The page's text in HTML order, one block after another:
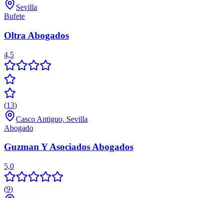
Sevilla
Bufete
Oltra Abogados
4,5
(13)
Casco Antiguo, Sevilla
Abogado
Guzman Y Asociados Abogados
5,0
(9)